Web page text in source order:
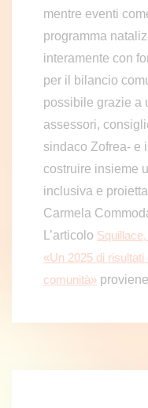
mentre eventi
programma
interamente con
per il bilancio
possibile grazie a
assessori,
sindaco Zofrea- e
costruire insieme
inclusiva e
Carmela
L’articolo
«Un 2025 di
comunità»